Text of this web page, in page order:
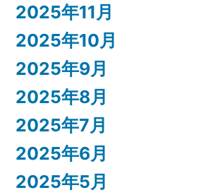
2025年11月
2025年10月
2025年9月
2025年8月
2025年7月
2025年6月
2025年5月